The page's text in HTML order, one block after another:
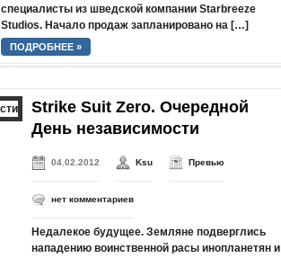
специалисты из шведской компании Starbreeze
Studios. Начало продаж запланировано на […]
ПОДРОБНЕЕ »
Strike Suit Zero. Очередной
День независимости
04.02.2012 Ksu Превью
нет комментариев
Недалекое будущее. Земляне подверглись
нападению воинственной расы инопланетян и